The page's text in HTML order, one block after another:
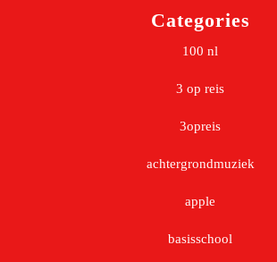
Categories
100 nl
3 op reis
3opreis
achtergrondmuziek
apple
basisschool